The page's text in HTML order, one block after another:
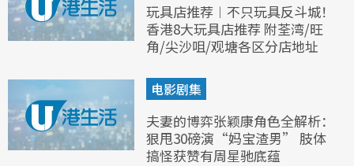
玩具店推荐︱不只玩具反斗城！
香港8大玩具店推荐 附荃湾/旺
角/尖沙咀/观塘各区分店地址
电影剧集
夫妻的博弈张颖康角色全解析：
狠甩30磅演“妈宝渣男” 肢体
搞怪获赞有周星驰底蕴